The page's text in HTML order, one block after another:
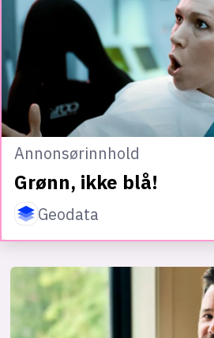
Annonsørinnhold
Grønn, ikke blå!
Geodata